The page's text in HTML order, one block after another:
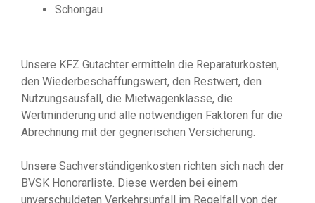
Schongau
Unsere KFZ Gutachter ermitteln die Reparaturkosten,
den Wiederbeschaffungswert, den Restwert, den
Nutzungsausfall, die Mietwagenklasse, die
Wertminderung und alle notwendigen Faktoren für die
Abrechnung mit der gegnerischen Versicherung.
Unsere Sachverständigenkosten richten sich nach der
BVSK Honorarliste. Diese werden bei einem
unverschuldeten Verkehrsunfall im Regelfall von der